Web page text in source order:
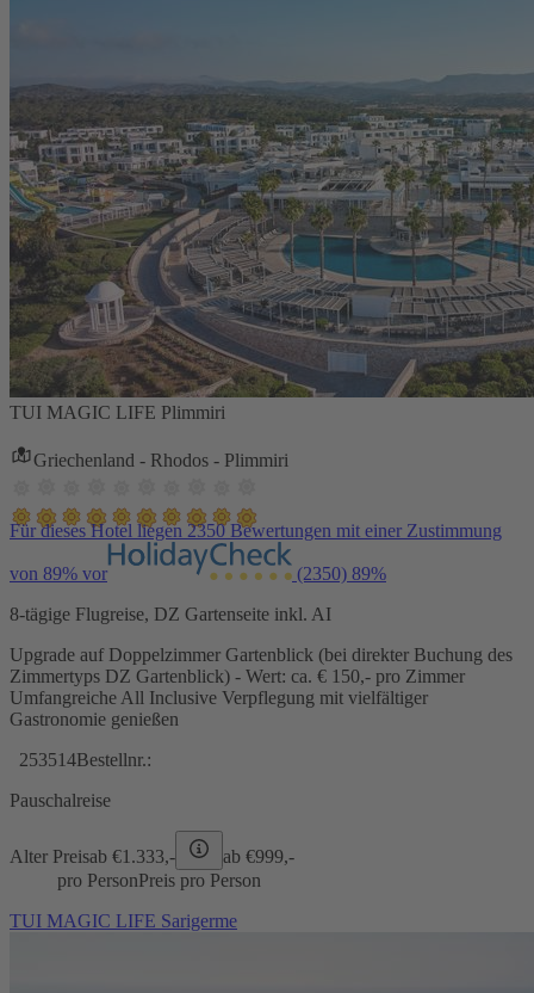
TUI MAGIC LIFE Plimmiri
Griechenland - Rhodos - Plimmiri
Für dieses Hotel liegen 2350 Bewertungen mit einer Zustimmung
von 89% vor (2350) 89%
8-tägige Flugreise, DZ Gartenseite inkl. AI
Upgrade auf Doppelzimmer Gartenblick (bei direkter Buchung des
Zimmertyps DZ Gartenblick) - Wert: ca. € 150,- pro Zimmer
Umfangreiche All Inclusive Verpflegung mit vielfältiger
Gastronomie genießen
253514Bestellnr.:
Pauschalreise
Alter Preisab €1.333,- ab €999,-
pro PersonPreis pro Person
TUI MAGIC LIFE Sarigerme